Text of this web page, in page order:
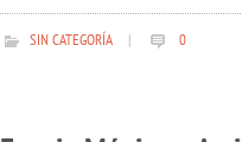
SIN CATEGORÍA 0